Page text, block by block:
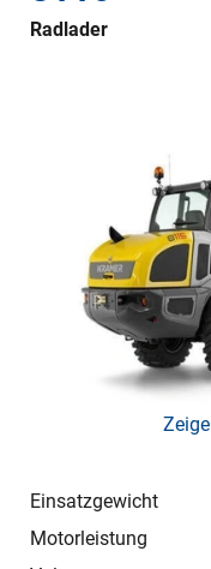
Radlader
Zeige
Einsatzgewicht
Motorleistung